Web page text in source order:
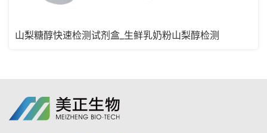
山梨糖醇快速检测试剂盒_生鲜乳奶粉山梨醇检测